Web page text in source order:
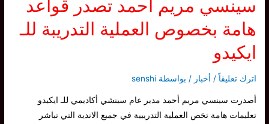
سينسي مريم أحمد تصدر قواعد
هامة بخصوص العملية التدريبة للـ
ايكيدو
اترك تعليقاً / أخبار / بواسطة senshi
أصدرت سينسي مريم أحمد مدير عام سينشي أكاديمي للـ ايكيدو
تعليمات هامة تخص العملية التدريبية في جميع الاندية التي تباشر